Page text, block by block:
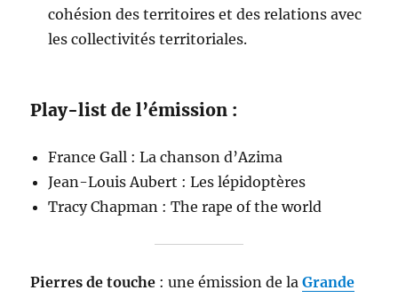
cohésion des territoires et des relations avec
les collectivités territoriales.
Play-list de l’émission :
France Gall : La chanson d’Azima
Jean-Louis Aubert : Les lépidoptères
Tracy Chapman : The rape of the world
Pierres de touche : une émission de laGrande